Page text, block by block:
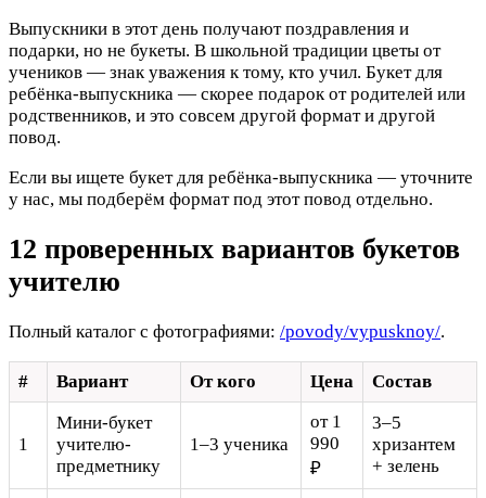
Выпускники в этот день получают поздравления и
подарки, но не букеты. В школьной традиции цветы от
учеников — знак уважения к тому, кто учил. Букет для
ребёнка-выпускника — скорее подарок от родителей или
родственников, и это совсем другой формат и другой
повод.
Если вы ищете букет для ребёнка-выпускника — уточните
у нас, мы подберём формат под этот повод отдельно.
12 проверенных вариантов букетов
учителю
Полный каталог с фотографиями: /povody/vypusknoy/.
# Вариант От кого Цена Состав
1
Мини-букет
учителю-
предметнику
1–3 ученика
от 1
990
₽
3–5
хризантем
+ зелень